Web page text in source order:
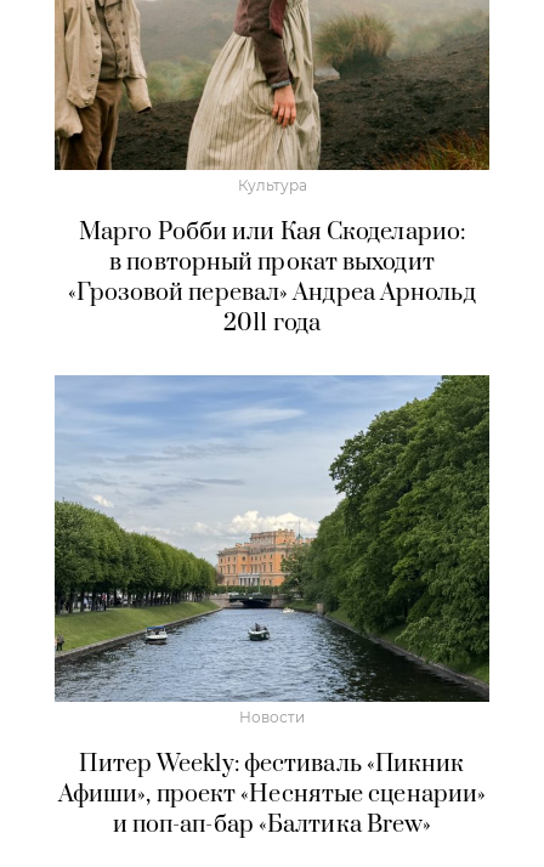
Культура
Марго Робби или Кая Скоделарио:
в повторный прокат выходит
«Грозовой перевал» Андреа Арнольд
2011 года
Новости
Питер Weekly: фестиваль «Пикник
Афиши», проект «Неснятые сценарии»
и поп-ап-бар «Балтика Brew»